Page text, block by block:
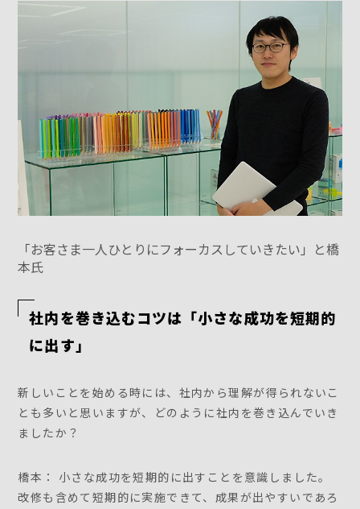
「お客さま一人ひとりにフォーカスしていきたい」と橋
本氏
社内を巻き込むコツは「小さな成功を短期的
に出す」
新しいことを始める時には、社内から理解が得られないこ
とも多いと思いますが、どのように社内を巻き込んでいき
ましたか？
橋本： 小さな成功を短期的に出すことを意識しました。
改修も含めて短期的に実施できて、成果が出やすいであろ